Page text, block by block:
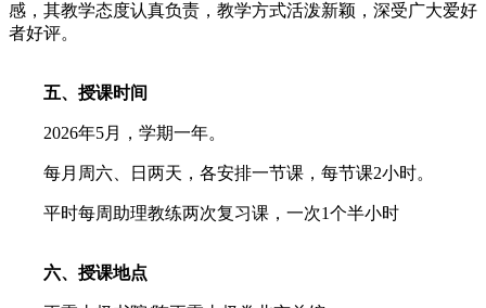
感，其教学态度认真负责，教学方式活泼新颖，深受广大爱好
者好评。
五、授课时间
2026年5月，学期一年。
每月周六、日两天，各安排一节课，每节课2小时。
平时每周助理教练两次复习课，一次1个半小时
六、授课地点